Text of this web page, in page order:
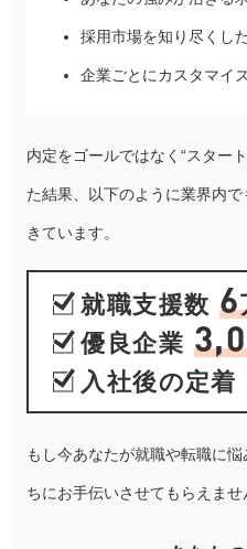
採用市場を知り尽くし
企業ごとにカスタマイ
内定をゴールではなく“スター
た結果、以下のように業界内
きています。
就職支援数 6
優良企業
入社後の定着
もし今あなたが就職や転職に
ちにお手伝いさせてもらえませ